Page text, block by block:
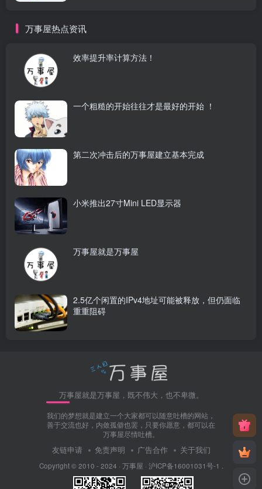
万事屋热点资讯
效率提升率计算方法！
一个粗糙的开始往往才是最好的开始 ！
第二次冲击后的万事屋建立基本完成
小米推出27寸Mini LED显示器
万事屋就是万事屋
2.5亿个闲置的IPv4地址可能被释放，但仍面临
重重阻碍
万事屋就是万事屋，既不伟大，也不卑微。
我们的梦想就是建立一个大家都可以随意吐槽的网站，
善于交流也好，内敛孤僻也罢，只要你愿意，都可以在
万事屋尽情吐槽。
友链申请 免责声明 广告合作 关于我们
Copyright © 2010 - 2024 · 万事屋 · 沪ICP备16001031号-1 .